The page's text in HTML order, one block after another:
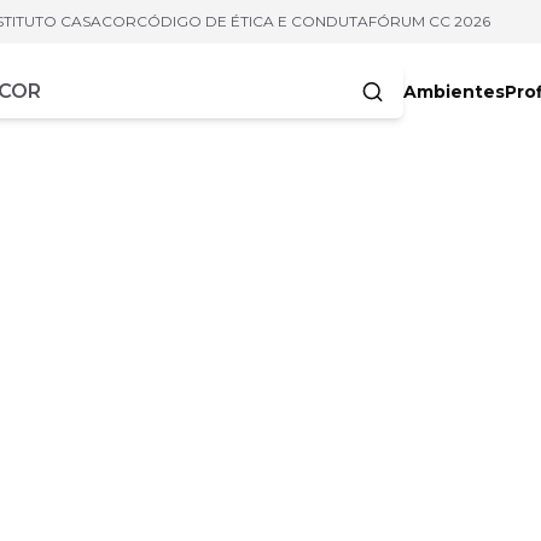
CASACORCÓDIGO DE ÉTICA E CONDUTAFÓRUM CC 2026
Ambientes